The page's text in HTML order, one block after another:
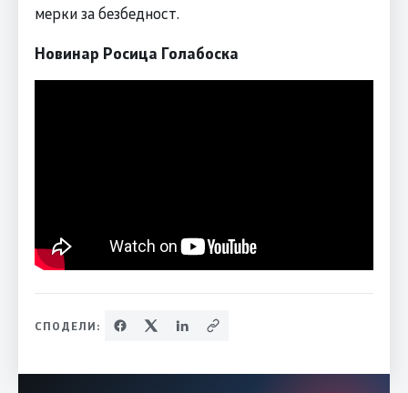
мерки за безбедност.
Новинар Росица Голабоска
СПОДЕЛИ: